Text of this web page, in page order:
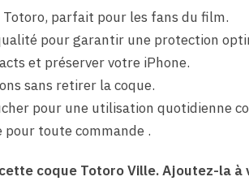
parfait pour les fans du film.
pour garantir une protection
et préserver votre iPhone.
sans retirer la coque.
pour une utilisation quotidienne
toute commande .
coque Totoro Ville. Ajoutez-la